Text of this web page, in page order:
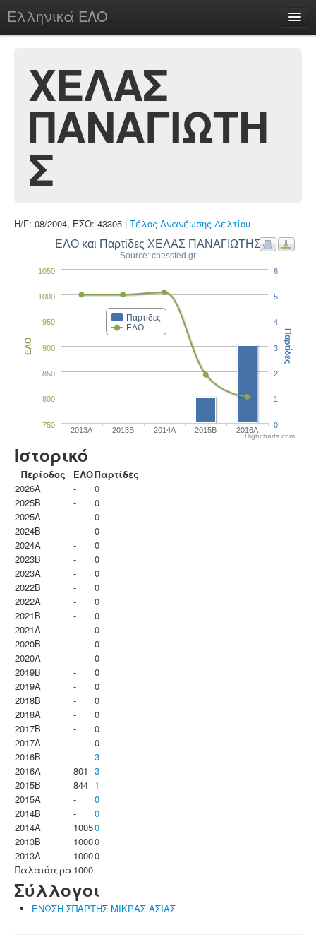
Ελληνικά ΕΛΟ
chesstu.be @ discord
Login
ΧΕΛΑΣ
ΠΑΝΑΓΙΩΤΗ
Σ
Η/Γ: 08/2004, ΕΣΟ: 43305 | Τέλος Ανανέωσης Δελτίου
ΕΛΟ και Παρτίδες ΧΕΛΑΣ ΠΑΝΑΓΙΩΤΗΣ
Source: chessfed.gr
Παρτίδες
ΕΛΟ
2013A 2013B 2014A 2015B 2016A
750
800
850
900
950
1000
1050
ΕΛΟ
0
1
2
3
4
5
6
Παρτίδες
Highcharts.com
Ιστορικό
Περίοδος ΕΛΟΠαρτίδες
2026A
-
0
2025B
-
0
2025A
-
0
2024B
-
0
2024A
-
0
2023B
-
0
2023Α
-
0
2022B
-
0
2022A
-
0
2021B
-
0
2021A
-
0
2020B
-
0
2020A
-
0
2019B
-
0
2019A
-
0
2018B
-
0
2018A
-
0
2017B
-
0
2017A
-
0
2016B
-
3
2016A
801 3
2015B
844 1
2015A
-
0
2014B
-
0
2014A
10050
2013B
10000
2013A
10000
Παλαιότερα 1000-
Σύλλογοι
ΕΝΩΣΗ ΣΠΑΡΤΗΣ ΜΙΚΡΑΣ ΑΣΙΑΣ